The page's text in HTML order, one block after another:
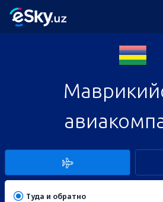
Туда и обратно